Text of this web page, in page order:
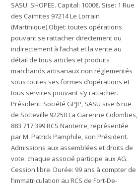
SASU: SHOPEE. Capital: 1000€. Sise: 1 Rue
des Caimites 97214 Le Lorrain
(Martinique).Objet: toutes opérations
pouvant se rattacher directement ou
indirectement à l’achat et la vente au
détail de tous articles et produits
marchands artisanaux non réglementés
sous toutes ses formes d’opérations et
tous services pouvant s’y rattacher.
Président: Société GPJP, SASU sise 6 rue
de Sotteville 92250 La Garenne Colombes,
883 717 399 RCS Nanterre, représentée
par M. Patrick Pamphile, son Président.
Admissions aux assemblées et droits de
vote: chaque associé participe aux AG.
Cession libre. Durée: 99 ans à compter de
l’immatriculation au RCS de Fort-De-